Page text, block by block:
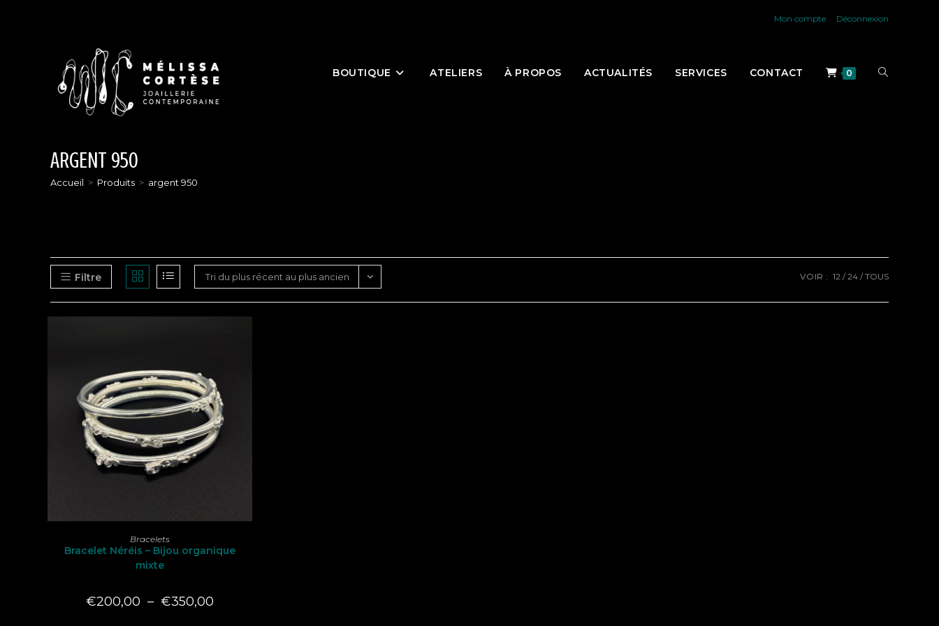
Mon compte Déconnexion
BOUTIQUE ATELIERS À PROPOS ACTUALITÉS SERVICES CONTACT 0 TOGGLE
ARGENT 950
Accueil > Produits > argent 950
Filtre Tri du plus récent au plus ancien VOIR : 12 24 TOUS
CHOIX DES OPTIONS
Ce
produit
a
plusieurs
variations.
être
Bracelets
Bracelet Néréis – Bijou organique
mixte
€200,00 – €350,00